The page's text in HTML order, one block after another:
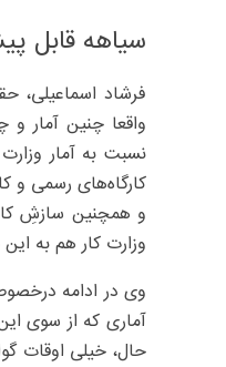
سیاهه قابل
فرشاد اسماعیلی،
واقعا چنین آمار
نسبت به آمار
کارگاه‌های رسمی و
و همچنین سازشِ
وزارت کار هم به
وی در ادامه
آماری که از سوی
حال، خیلی اوقات